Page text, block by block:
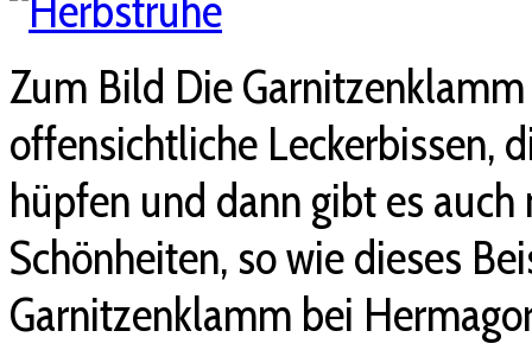
Zum Bild Die
offensichtliche Leckerbissen,
hüpfen und dann gibt es
Schönheiten, so wie dieses
Garnitzenklamm bei